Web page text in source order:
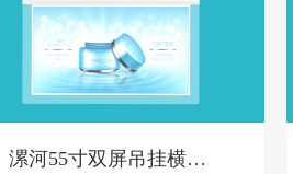
漯河55寸双屏吊挂横屏-